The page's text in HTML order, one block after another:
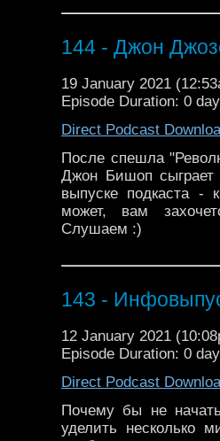
144 - Джон
19 January 2021
Episode Duration: 0
Direct Podcast
После спешла
Джон Бишоп сыграет
выпуске подкаста -
может, вам
Слушаем :)
143 -
12 January 2021
Episode Duration: 0
Direct Podcast
Почему бы не
уделить несколько